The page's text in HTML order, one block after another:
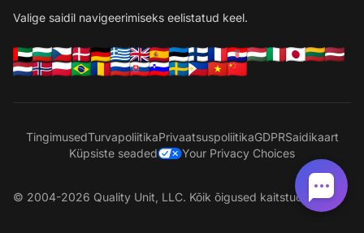
Valige saidil navigeerimiseks eelistatud keel.
TingimusedTurvapoliitikaPrivaatsuspoliitikaGDPRSaidikaart
Küpsiste seaded
Your Privacy Choices
© 2004-2026 Quality Unit, LLC. Kõik õigused kaitstud.